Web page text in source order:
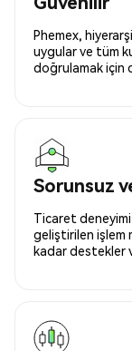
Phemex,
uygular ve tüm
doğrulamak için
Sorunsuz
Ticaret
geliştirilen işlem
kadar destekler